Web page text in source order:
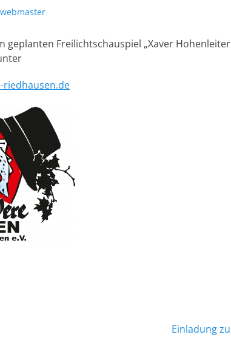
webmaster
geplanten Freilichtschauspiel „Xaver Hohenleiter
riedhausen.de
Einladung